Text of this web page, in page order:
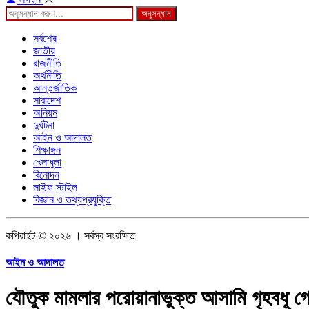
অনুসন্ধান
সর্বশেষ
জাতীয়
রাজনীতি
অর্থনীতি
আন্তর্জাতিক
সারাদেশ
অনিয়ম
দুর্ঘটনা
আইন ও আদালত
শিক্ষাঙ্গন
খেলাধুলা
বিনোদন
লাইফ স্টাইল
বিজ্ঞান ও তথ্যপ্রযুক্তি
কপিরাইট © ২০২৬ । সর্বস্ব সংরক্ষিত
আইন ও আদালত
যৌতুক মামলার পরোয়ানাভুক্ত আসামি গৃহবধূ